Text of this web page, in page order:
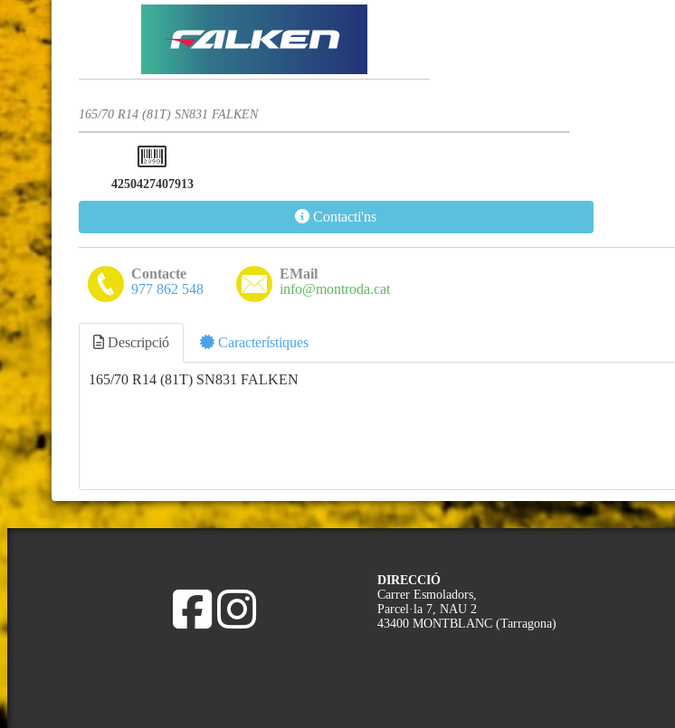
165/70 R14 (81T) SN831 FALKEN
4250427407913
Contacti'ns
Contacte
977 862 548
EMail
info@montroda.cat
Descripció Característiques
165/70 R14 (81T) SN831 FALKEN
DIRECCIÓ
Carrer Esmoladors,
Parcel·la 7, NAU 2
43400 MONTBLANC (Tarragona)